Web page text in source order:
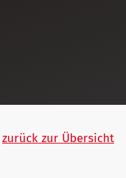
zurück zur Übersicht